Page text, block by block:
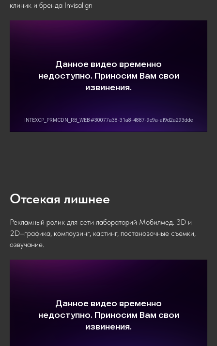
клиник и бренда Invisalign
Отсекая лишнее
Рекламный ролик для сети лабораторий Мобилмед. 3D и
2D–графика, компоузинг, кастинг, постановочные съемки,
озвучание.